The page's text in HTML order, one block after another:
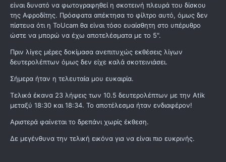
είναι δυνατό να φωτογραφηθεί η σκοτεινή πλευρά του δίσκου
της Αφροδίτης. Πρόσφατα απέκτησα το φίλτρο αυτό, όμως δεν
πίστευα ότι η ToUcam θα είναι τόσο ευαίσθητη στο υπέρυθρο
ώστε να μπορώ να έχω αποτελέσματα με το 5".
Πριν λίγες μέρες δοκίμασα ανεπιτυχώς εκθέσεις λίγων
δευτερολέπτων όμως δεν είχε καλά σκοτεινιάσει.
Σήμερα ήταν η τελευταία μου ευκαιρία.
Τελικά έκανα 23 λήψεις των 10.5 δευτερολέπτων με την Atik
μεταξύ 18:30 και 18:34. Το αποτέλεσμα ήταν ενδιαφέρον!
Αριστερά φαίνεται το δρεπάνι χωρίς έκθεση.
Δε μεγένθυνα την τελική εικόνα για να είναι πιο ευκρινής.